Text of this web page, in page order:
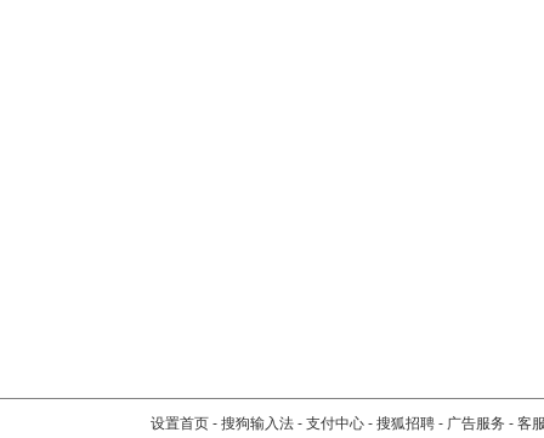
设置首页 - 搜狗输入法 - 支付中心 - 搜狐招聘 - 广告服务 - 客